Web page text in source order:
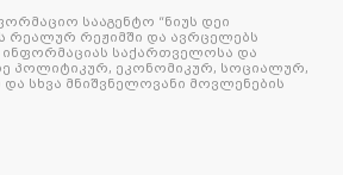
სააგენტო “ნიუს დეი
რეალურ რეჟიმში და ავრცელებს
ინფორმაციას საქართველოსა და
პოლიტიკურ, ეკონომიკურ, სოციალურ,
სხვა მნიშვნელოვანი მოვლენების